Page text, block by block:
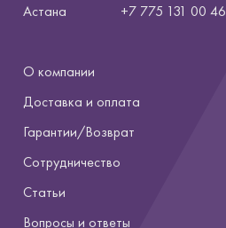
Астана
+7 775 131 00 46
О компании
Доставка и оплата
Гарантии/Возврат
Сотрудничество
Статьи
Вопросы и ответы